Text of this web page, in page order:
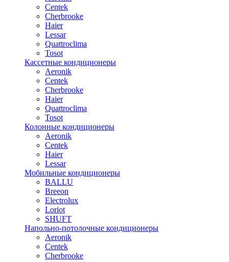
Centek
Cherbrooke
Haier
Lessar
Quattroclima
Tosot
Кассетные кондиционеры
Aeronik
Centek
Cherbrooke
Haier
Quattroclima
Tosot
Колонные кондиционеры
Aeronik
Centek
Haier
Lessar
Мобильные кондиционеры
BALLU
Breeon
Electrolux
Loriot
SHUFT
Напольно-потолочные кондиционеры
Aeronik
Centek
Cherbrooke